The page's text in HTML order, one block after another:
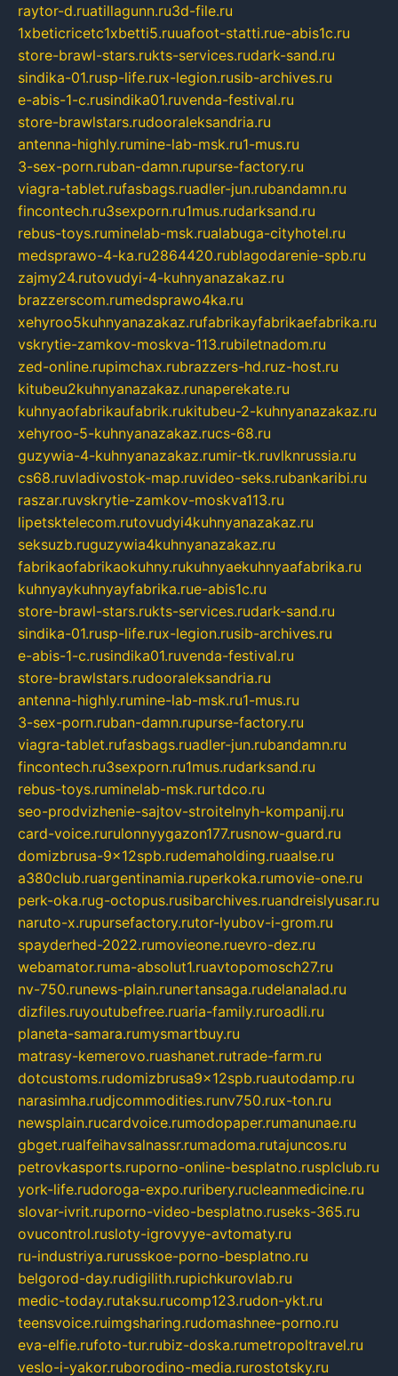
raytor-d.ruatillagunn.ru3d-file.ru
1xbeticricetc1xbetti5.ruuafoot-statti.rue-abis1c.ru
store-brawl-stars.rukts-services.rudark-sand.ru
sindika-01.rusp-life.rux-legion.rusib-archives.ru
e-abis-1-c.rusindika01.ruvenda-festival.ru
store-brawlstars.rudooraleksandria.ru
antenna-highly.rumine-lab-msk.ru1-mus.ru
3-sex-porn.ruban-damn.rupurse-factory.ru
viagra-tablet.rufasbags.ruadler-jun.rubandamn.ru
fincontech.ru3sexporn.ru1mus.rudarksand.ru
rebus-toys.ruminelab-msk.rualabuga-cityhotel.ru
medsprawo-4-ka.ru2864420.rublagodarenie-spb.ru
zajmy24.rutovudyi-4-kuhnyanazakaz.ru
brazzerscom.rumedsprawo4ka.ru
xehyroo5kuhnyanazakaz.rufabrikayfabrikaefabrika.ru
vskrytie-zamkov-moskva-113.rubiletnadom.ru
zed-online.rupimchax.rubrazzers-hd.ruz-host.ru
kitubeu2kuhnyanazakaz.runaperekate.ru
kuhnyaofabrikaufabrik.rukitubeu-2-kuhnyanazakaz.ru
xehyroo-5-kuhnyanazakaz.rucs-68.ru
guzywia-4-kuhnyanazakaz.rumir-tk.ruvlknrussia.ru
cs68.ruvladivostok-map.ruvideo-seks.rubankaribi.ru
raszar.ruvskrytie-zamkov-moskva113.ru
lipetsktelecom.rutovudyi4kuhnyanazakaz.ru
seksuzb.ruguzywia4kuhnyanazakaz.ru
fabrikaofabrikaokuhny.rukuhnyaekuhnyaafabrika.ru
kuhnyaykuhnyayfabrika.rue-abis1c.ru
store-brawl-stars.rukts-services.rudark-sand.ru
sindika-01.rusp-life.rux-legion.rusib-archives.ru
e-abis-1-c.rusindika01.ruvenda-festival.ru
store-brawlstars.rudooraleksandria.ru
antenna-highly.rumine-lab-msk.ru1-mus.ru
3-sex-porn.ruban-damn.rupurse-factory.ru
viagra-tablet.rufasbags.ruadler-jun.rubandamn.ru
fincontech.ru3sexporn.ru1mus.rudarksand.ru
rebus-toys.ruminelab-msk.rurtdco.ru
seo-prodvizhenie-sajtov-stroitelnyh-kompanij.ru
card-voice.rurulonnyygazon177.rusnow-guard.ru
domizbrusa-9x12spb.rudemaholding.ruaalse.ru
a380club.ruargentinamia.ruperkoka.rumovie-one.ru
perk-oka.rug-octopus.rusibarchives.ruandreislyusar.ru
naruto-x.rupursefactory.rutor-lyubov-i-grom.ru
spayderhed-2022.rumovieone.ruevro-dez.ru
webamator.ruma-absolut1.ruavtopomosch27.ru
nv-750.runews-plain.runertansaga.rudelanalad.ru
dizfiles.ruyoutubefree.ruaria-family.ruroadli.ru
planeta-samara.rumysmartbuy.ru
matrasy-kemerovo.ruashanet.rutrade-farm.ru
dotcustoms.rudomizbrusa9x12spb.ruautodamp.ru
narasimha.rudjcommodities.runv750.rux-ton.ru
newsplain.rucardvoice.rumodopaper.rumanunae.ru
gbget.rualfeihavsalnassr.rumadoma.rutajuncos.ru
petrovkasports.ruporno-online-besplatno.rusplclub.ru
york-life.rudoroga-expo.ruribery.rucleanmedicine.ru
slovar-ivrit.ruporno-video-besplatno.ruseks-365.ru
ovucontrol.rusloty-igrovyye-avtomaty.ru
ru-industriya.rurusskoe-porno-besplatno.ru
belgorod-day.rudigilith.rupichkurovlab.ru
medic-today.rutaksu.rucomp123.rudon-ykt.ru
teensvoice.ruimgsharing.rudomashnee-porno.ru
eva-elfie.rufoto-tur.rubiz-doska.rumetropoltravel.ru
veslo-i-yakor.ruborodino-media.rurostotsky.ru